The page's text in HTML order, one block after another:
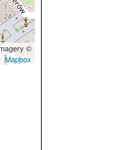
©
Mapbox